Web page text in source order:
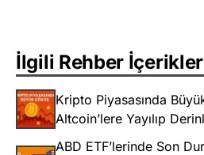
İlgili Rehber
Kripto Piyasasında
Altcoin’lere Yayılıp
ABD ETF’lerinde Son